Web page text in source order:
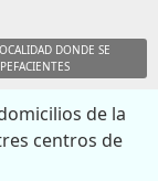
DONDE SE
de la
centros de